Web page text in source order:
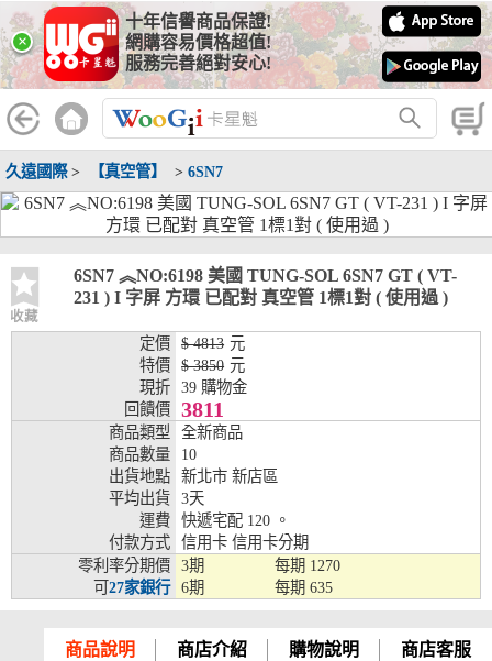
×
十年信譽商品保證!
網購容易價格超值!
服務完善絕對安心!
久遠國際> 【真空管】 > 6SN7
收藏
6SN7 ︽NO:6198 美國 TUNG-SOL 6SN7 GT ( VT-
231 ) I 字屏 方環 已配對 真空管 1標1對 ( 使用過 )
定價 $ 4813 元
特價
$ 3850 元
現折
39 購物金
回饋價
3811
商品類型
全新商品
商品數量
10
出貨地點
新北市 新店區
平均出貨
3天
運費
快遞宅配 120 。
付款方式
信用卡 信用卡分期
零利率分期價
可27家銀行
3期 每期 1270
6期
每期 635
商品說明 商店介紹 購物說明 商店客服
線上分期銀行
WooGii 與 綠界 合作，『信用卡分期付款』 與 『信用卡零利率
分期付款』 的配合銀行如下：
分期期數 提供分期之銀行
兆豐銀行、合作金庫、第一銀行、華南銀行、
彰化銀行、上海銀行、富邦銀行、國泰世華、
台灣企銀、台中銀行、匯豐銀行、華泰銀行、
銀、元大銀行、永豐銀行、玉山銀行、凱基銀
行、星展銀行、台新銀行、安泰銀行、中國信
6期
兆豐銀行、合作金庫、第一銀行、華南銀行、
彰化銀行、上海銀行、富邦銀行、國泰世華、
台灣企銀、台中銀行、匯豐銀行、華泰銀行、
臺灣新光銀行、陽信銀行、聯邦銀行、遠東商
銀、元大銀行、永豐銀行、玉山銀行、凱基銀
行、星展銀行、台新銀行、安泰銀行、中國信
託、台灣樂天、三信商銀
兆豐銀行、合作金庫、第一銀行、華南銀行、
彰化銀行、上海銀行、富邦銀行、國泰世華、
台灣企銀、台中銀行、匯豐銀行、華泰銀行、
臺灣新光銀行、陽信銀行、聯邦銀行、遠東商
銀、元大銀行、永豐銀行、玉山銀行、凱基銀
託、台灣樂天、三信商銀